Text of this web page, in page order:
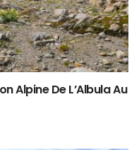
Alpine De L’Albula Au